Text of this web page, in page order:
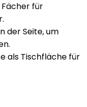
Fächer für
der Seite, um
als Tischfläche für